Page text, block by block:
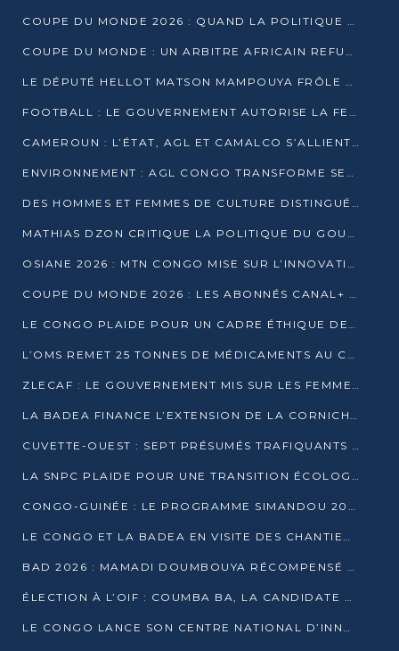
COUPE DU MONDE 2026 : QUAND LA POLITIQUE MENACE L’UNIVERSALITÉ DU FOOTBALL
COUPE DU MONDE : UN ARBITRE AFRICAIN REFUSÉ À L’ENTRÉE DES ÉTATS-UNIS
LE DÉPUTÉ HELLOT MATSON MAMPOUYA FRÔLE LA MORT LORS D’UNE EMBUSCADE DZNS LE POOL
FOOTBALL : LE GOUVERNEMENT AUTORISE LA FECOFOOT À OCCUPER LES COMPLEXES SPORTIFS
CAMEROUN : L’ÉTAT, AGL ET CAMALCO S’ALLIENT POUR UN MÉGA-PROJET FERROVIAIRE
ENVIRONNEMENT : AGL CONGO TRANSFORME SES DÉCHETS EN OUTILS DE FORMATION
DES HOMMES ET FEMMES DE CULTURE DISTINGUÉS POUR LEUR ENGAGEMENT PAR BANTOU CULTURE
MATHIAS DZON CRITIQUE LA POLITIQUE DU GOUVERNEMENT ET ALERTE SUR LA DETTE DU CONGO
OSIANE 2026 : MTN CONGO MISE SUR L’INNOVATION POUR RELEVER LES DÉFIS AFRICAINS
COUPE DU MONDE 2026 : LES ABONNÉS CANAL+ AU CONGO DÉÇUS À QUELQUES JOURS DU COUP D’ENVOI
LE CONGO PLAIDE POUR UN CADRE ÉTHIQUE DE L’INTELLIGENCE ARTIFICIELLE À DAKAR
L’OMS REMET 25 TONNES DE MÉDICAMENTS AU CONGO POUR RENFORCER LA RIPOSTE AUX ÉPIDÉMIES
ZLECAF : LE GOUVERNEMENT MIS SUR LES FEMMES ENTREPRENEURES
LA BADEA FINANCE L’EXTENSION DE LA CORNICHE SUD DE BRAZZAVILLE
CUVETTE-OUEST : SEPT PRÉSUMÉS TRAFIQUANTS DE FAUNE INTERPELLÉS À EWO ET KELLÉ
LA SNPC PLAIDE POUR UNE TRANSITION ÉCOLOGIQUE PROGRESSIVE
CONGO-GUINÉE : LE PROGRAMME SIMANDOU 2040 AU CŒUR DES ÉCHANGES À LA BAD
LE CONGO ET LA BADEA EN VISITE DES CHANTIERS
BAD 2026 : MAMADI DOUMBOUYA RÉCOMPENSÉ PAR LE TROPHÉE BABACAR NDIAYE À BRAZZAVILLE
ÉLECTION À L’OIF : COUMBA BA, LA CANDIDATE DISCRÈTE QUI BOUSCULE LE JEU DIPLOMATIQUE
LE CONGO LANCE SON CENTRE NATIONAL D’INNOVATION